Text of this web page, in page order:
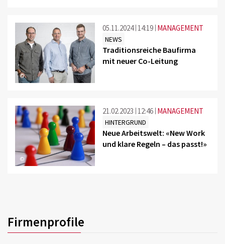
©
05.11.2024 14:19 MANAGEMENT
NEWS
Traditionsreiche Baufirma
mit neuer Co-Leitung
©
21.02.2023 12:46 MANAGEMENT
HINTERGRUND
Neue Arbeitswelt: «New Work
und klare Regeln – das passt!»
Firmenprofile